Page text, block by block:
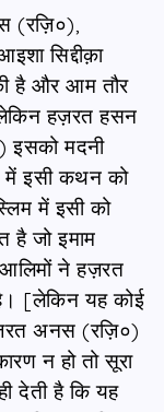
(रज़ि०),
सिद्दीक़ा
है और आम तौर
हज़रत हसन
इसको मदनी
इसी कथन को
में इसी को
है जो इमाम
ने हज़रत
[लेकिन यह कोई
अनस (रज़ि०)
न हो तो सूरा
देती है कि यह